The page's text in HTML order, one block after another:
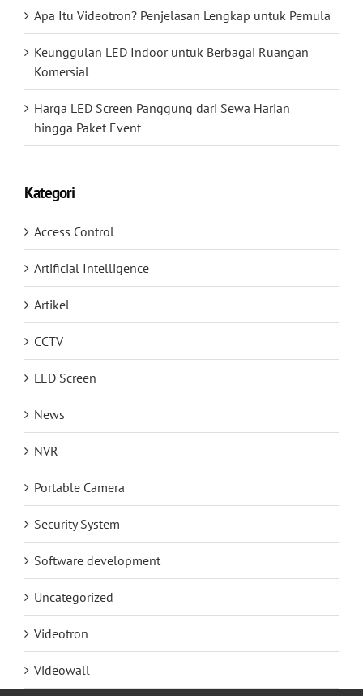
Apa Itu Videotron? Penjelasan Lengkap untuk Pemula
Keunggulan LED Indoor untuk Berbagai Ruangan
Komersial
Harga LED Screen Panggung dari Sewa Harian
hingga Paket Event
Kategori
Access Control
Artificial Intelligence
Artikel
CCTV
LED Screen
News
NVR
Portable Camera
Security System
Software development
Uncategorized
Videotron
Videowall